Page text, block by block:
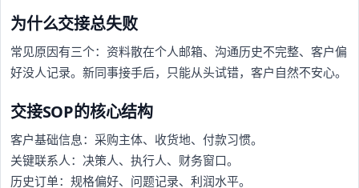
为什么交接总失败
常见原因有三个：资料散在个人邮箱、沟通历史不完整、客户偏
好没人记录。新同事接手后，只能从头试错，客户自然不安心。
交接SOP的核心结构
客户基础信息：采购主体、收货地、付款习惯。
关键联系人：决策人、执行人、财务窗口。
历史订单：规格偏好、问题记录、利润水平。